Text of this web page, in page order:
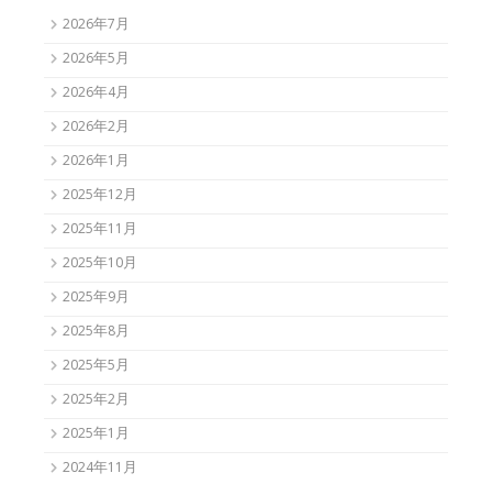
2026年7月
2026年5月
2026年4月
2026年2月
2026年1月
2025年12月
2025年11月
2025年10月
2025年9月
2025年8月
2025年5月
2025年2月
2025年1月
2024年11月